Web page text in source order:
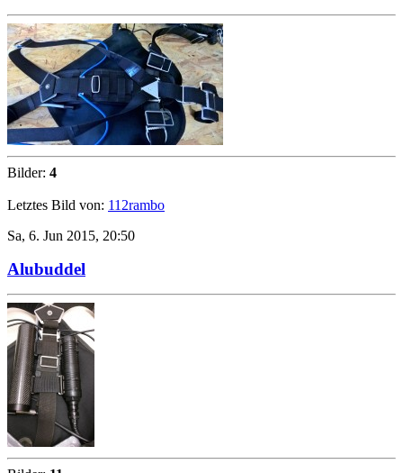
Bilder: 4
Letztes Bild von: 112rambo
Sa, 6. Jun 2015, 20:50
Alubuddel